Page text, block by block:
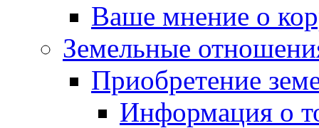
Ваше мнение о
Земельные
Приобретение
Информация о